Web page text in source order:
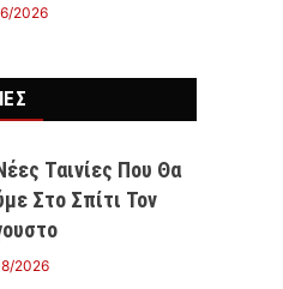
2026
Ταινίες Που Θα
Στο Σπίτι Τον
2026